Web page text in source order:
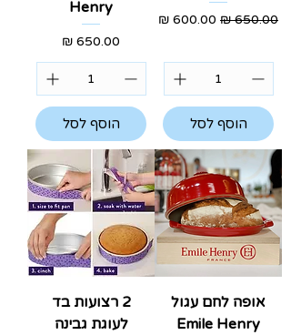
מחיר רגיל מחיר מבצע
הוסף לסל
Henry
מחיר
הוסף לסל
אופה לחם עגול
Emile Henry
2 רצועות בד
לעוגת גבינה